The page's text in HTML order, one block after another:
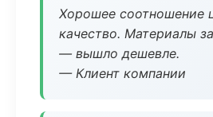
Хорошее соотношение
качество. Материалы
— вышло дешевле.
— Клиент компании